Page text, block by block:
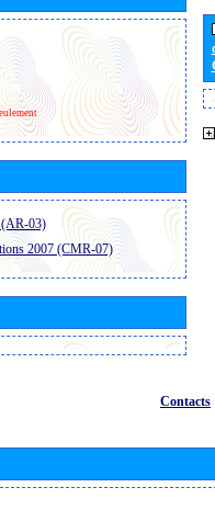
(AR-03)
2007 (CMR-07)
Contacts